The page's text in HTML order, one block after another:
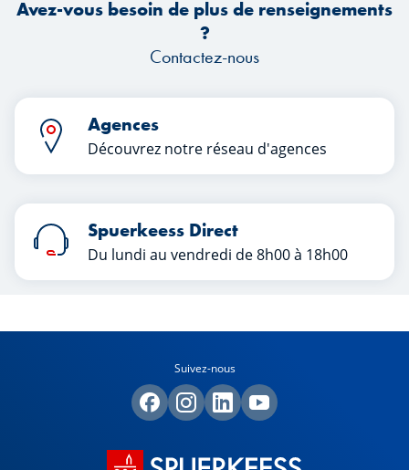
Avez-vous besoin de plus de renseignements
?
Contactez-nous
Agences
Découvrez notre réseau d'agences
Spuerkeess Direct
Du lundi au vendredi de 8h00 à 18h00
Suivez-nous